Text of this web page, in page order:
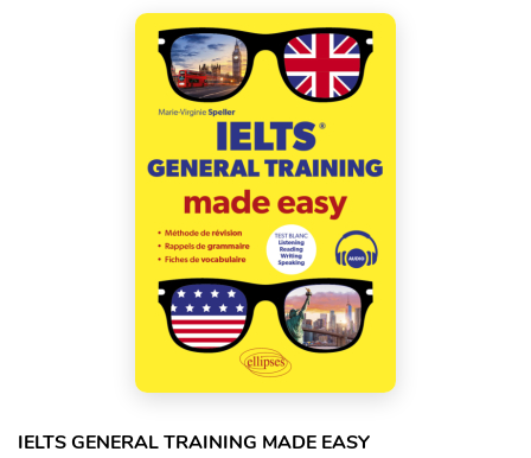
IELTS GENERAL TRAINING MADE EASY